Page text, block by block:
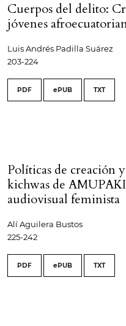
Cuerpos del delito:
jóvenes
Luis Andrés Padilla Suárez
203-224
PDF ePUB TXT
Políticas de creación
kichwas de
audiovisual feminista
Alí Aguilera Bustos
225-242
PDF ePUB TXT